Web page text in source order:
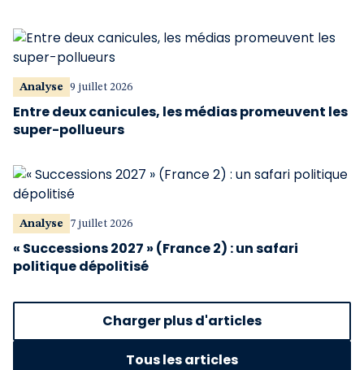
Analyse 9 juillet 2026
Entre deux canicules, les médias promeuvent les
super-pollueurs
Analyse 7 juillet 2026
« Successions 2027 » (France 2) : un safari
politique dépolitisé
Charger plus d'articles
Tous les articles